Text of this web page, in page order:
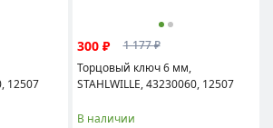
12507
300 ₽
1 177 ₽
Торцовый ключ 6 мм,
STAHLWILLE, 43230060, 12507
В наличии